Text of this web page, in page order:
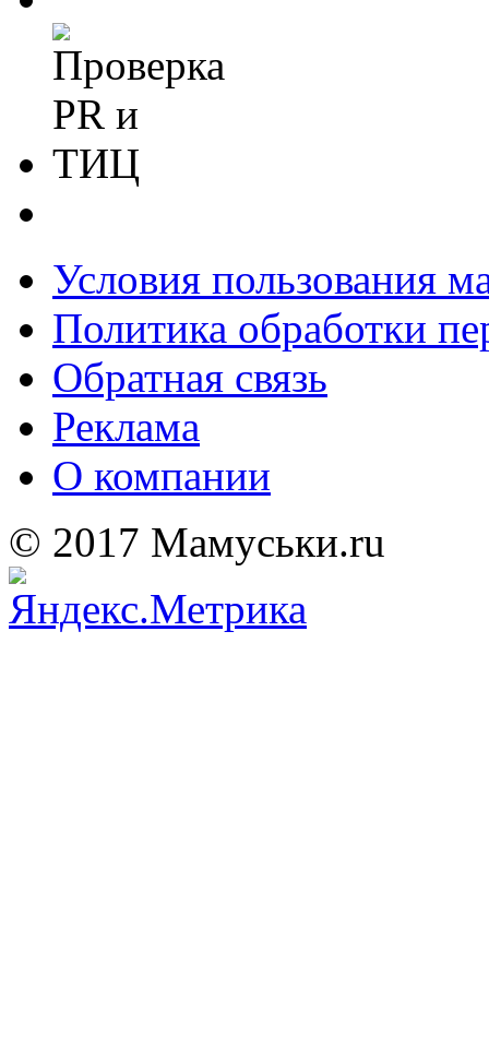
Условия пользования
Политика обработки
Обратная связь
Реклама
О компании
© 2017 Мамуськи.ru